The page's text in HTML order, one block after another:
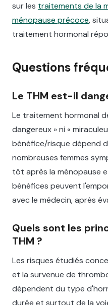
sur les traitements de la
ménopause précoce,
traitement hormonal
Questions
Le THM est-il
Le traitement hormonal
dangereux » ni «
bénéfice/risque dépend
nombreuses femmes
tôt après la ménopause
bénéfices peuvent
avec le médecin, après
Quels sont les
THM ?
Les risques étudiés
et la survenue de
dépendent du type
durée et surtout de la